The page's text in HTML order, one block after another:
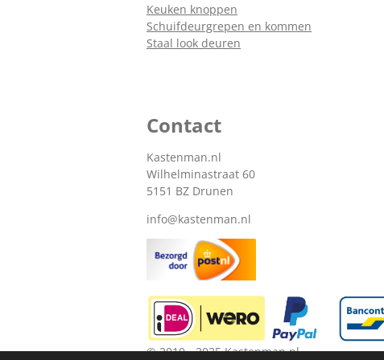
Keuken knoppen
Schuifdeurgrepen en kommen
Staal look deuren
Contact
Kastenman.nl
Wilhelminastraat 60
5151 BZ Drunen
info@kastenman.nl
© 2010 - 2025 Kastenman.nl